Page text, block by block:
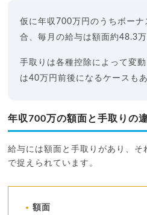
仮に年収700万円のうちボー
合、毎月の給与は額面約48.3万
手取りは各種控除によって変
は40万円前後になるケースもあ
年収700万の額面と手取りの
給与には額面と手取りがあり、そ
で捉えられています。
額面